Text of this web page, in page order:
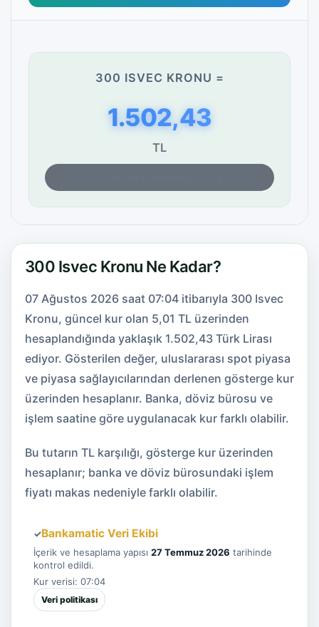
300 ISVEC KRONU =
1.502,43
TL
300 Isvec Kronu Ne Kadar?
07 Ağustos 2026 saat 07:04 itibarıyla 300 Isvec
Kronu, güncel kur olan 5,01 TL üzerinden
hesaplandığında yaklaşık 1.502,43 Türk Lirası
ediyor. Gösterilen değer, uluslararası spot piyasa
ve piyasa sağlayıcılarından derlenen gösterge kur
üzerinden hesaplanır. Banka, döviz bürosu ve
işlem saatine göre uygulanacak kur farklı olabilir.
Bu tutarın TL karşılığı, gösterge kur üzerinden
hesaplanır; banka ve döviz bürosundaki işlem
fiyatı makas nedeniyle farklı olabilir.
✓Bankamatic Veri Ekibi
İçerik ve hesaplama yapısı 27 Temmuz 2026 tarihinde
kontrol edildi.
Kur verisi: 07:04
Veri politikası